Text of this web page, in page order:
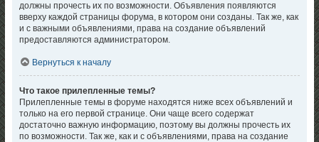
должны прочесть их по возможности. Объявления появляются
вверху каждой страницы форума, в котором они созданы. Так же, как
и с важными объявлениями, права на создание объявлений
предоставляются администратором.
Вернуться к началу
Что такое прилепленные темы?
Прилепленные темы в форуме находятся ниже всех объявлений и
только на его первой странице. Они чаще всего содержат
достаточно важную информацию, поэтому вы должны прочесть их
по возможности. Так же, как и с объявлениями, права на создание